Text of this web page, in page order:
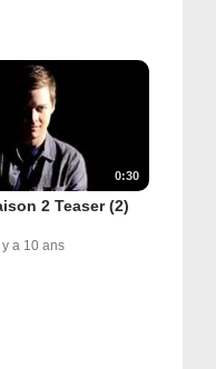
0:30
2 Teaser (2)
Il y a 10 ans